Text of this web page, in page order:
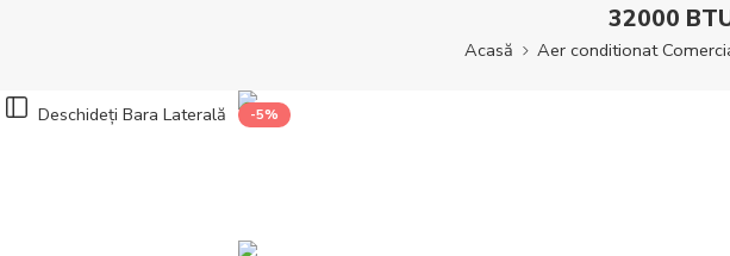
32000
Acasă Aer conditionat
Deschideți Bara Laterală -5%